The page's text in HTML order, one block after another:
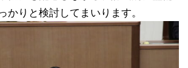
かりと検討してまいります。